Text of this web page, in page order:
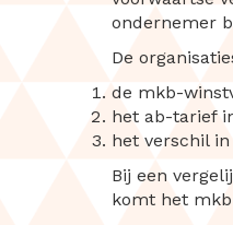
ondernemer
De
de mkb-
het ab-tarief
het verschil
Bij een
komt het mkb